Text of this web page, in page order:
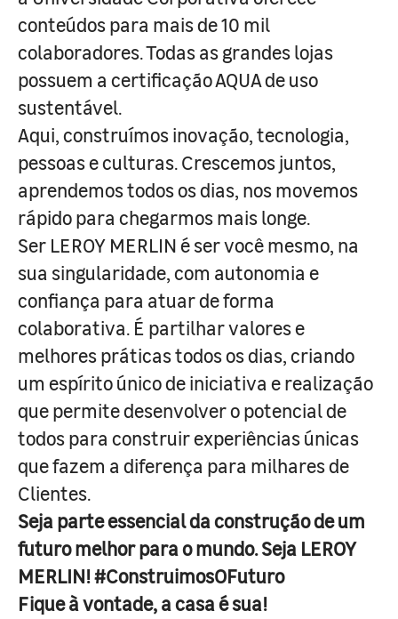
conteúdos para mais de 10 mil
colaboradores. Todas as grandes lojas
possuem a certificação AQUA de uso
sustentável.
Aqui, construímos inovação, tecnologia,
pessoas e culturas. Crescemos juntos,
aprendemos todos os dias, nos movemos
rápido para chegarmos mais longe.
Ser LEROY MERLIN é ser você mesmo, na
sua singularidade, com autonomia e
confiança para atuar de forma
colaborativa. É partilhar valores e
melhores práticas todos os dias, criando
um espírito único de iniciativa e realização
que permite desenvolver o potencial de
todos para construir experiências únicas
que fazem a diferença para milhares de
Clientes.
Seja parte essencial da construção de um
futuro melhor para o mundo. Seja LEROY
MERLIN! #ConstruimosOFuturo
Fique à vontade, a casa é sua!